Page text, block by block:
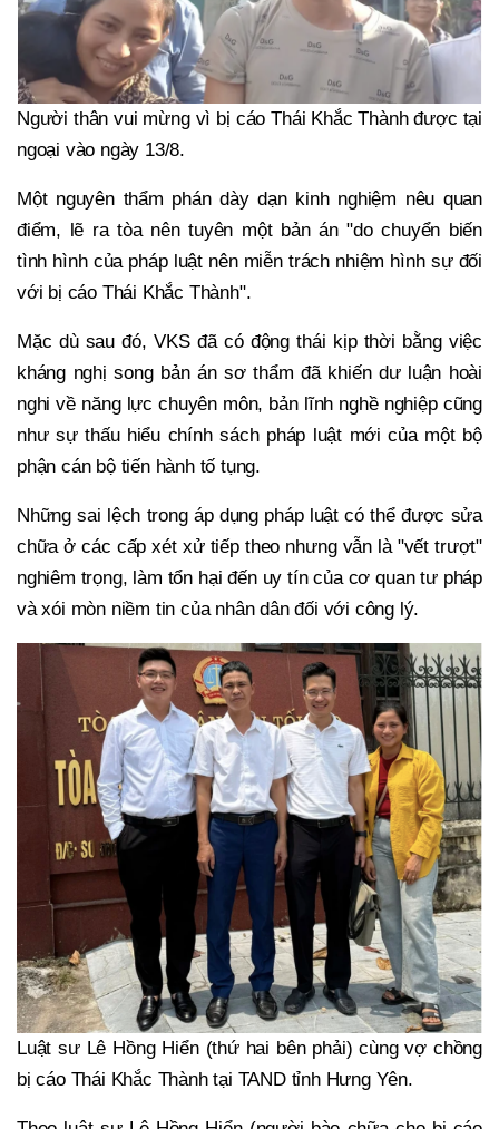
Người thân vui mừng vì bị cáo Thái Khắc Thành được tại
ngoại vào ngày 13/8.
Một nguyên thẩm phán dày dạn kinh nghiệm nêu quan
điểm, lẽ ra tòa nên tuyên một bản án "do chuyển biến
tình hình của pháp luật nên miễn trách nhiệm hình sự đối
với bị cáo Thái Khắc Thành".
Mặc dù sau đó, VKS đã có động thái kịp thời bằng việc
kháng nghị song bản án sơ thẩm đã khiến dư luận hoài
nghi về năng lực chuyên môn, bản lĩnh nghề nghiệp cũng
như sự thấu hiểu chính sách pháp luật mới của một bộ
phận cán bộ tiến hành tố tụng.
Những sai lệch trong áp dụng pháp luật có thể được sửa
chữa ở các cấp xét xử tiếp theo nhưng vẫn là "vết trượt"
nghiêm trọng, làm tổn hại đến uy tín của cơ quan tư pháp
và xói mòn niềm tin của nhân dân đối với công lý.
Luật sư Lê Hồng Hiển (thứ hai bên phải) cùng vợ chồng
bị cáo Thái Khắc Thành tại TAND tỉnh Hưng Yên.